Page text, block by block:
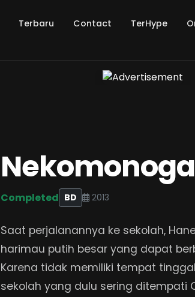
Terbaru Contact TerHype
Completed BD 2013
Saat perjalanannya ke sekolah,
harimau putih besar yang dapat
Karena tidak memiliki tempat
sekolah yang dulu sering ditempati